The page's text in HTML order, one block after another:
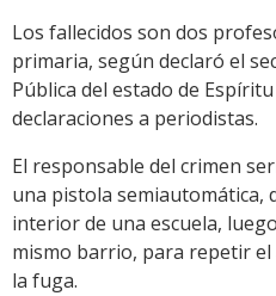
Los fallecidos son dos
primaria, según declaró el
Pública del estado de
declaraciones a periodistas.
El responsable del crimen
una pistola semiautomática,
interior de una escuela,
mismo barrio, para repetir el
la fuga.